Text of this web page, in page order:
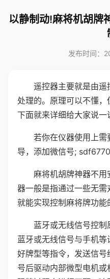
以静制动!麻将机胡牌
发布时间：
遥控器主要就是由
处理的。原理可以不懂，
下面就来详细给大家说一
若你在仪器使用上
导，添加微信号; sdf6770
麻将机胡牌神器不
器一般是指通过一些无
就能实现控制麻将牌功能
蓝牙或无线信号控
蓝牙或无线信号与手机
好牌型等指令，发送信
号后驱动内部微型电机或